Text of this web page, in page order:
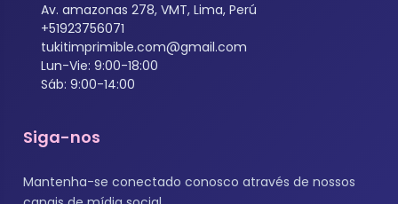
Av. amazonas 278, VMT, Lima, Perú
+51923756071
tukitimprimible.com@gmail.com
Lun-Vie: 9:00-18:00
Sáb: 9:00-14:00
Siga-nos
Mantenha-se conectado conosco através de nossos